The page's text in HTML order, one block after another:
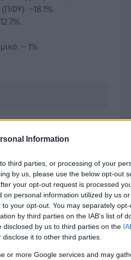
Information
third parties, or processing of your
by us, please use the below opt-out
your opt-out request is processed
personal information utilized by us
your opt-out. You may separately
by third parties on the IAB’s list of
by us to third parties on the
it to other third parties.
or more Google services and may
~18.1%.
~ 1%.
στο
του Υπουργείου Υγείας,
Ενότητα
~24.3%
August 24, 2025